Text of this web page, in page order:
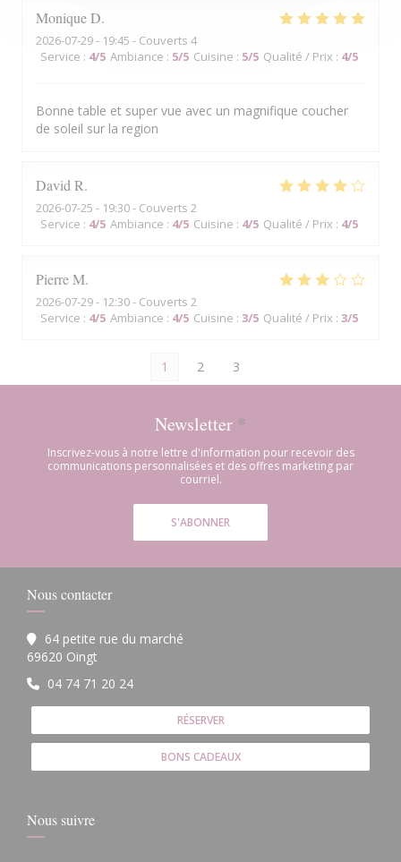
MoniqueD
2026-07-29- 19:45 - Couverts 4
Service : 4/5 Ambiance : 5/5 Cuisine : 5/5 Qualité / Prix : 4/5
Bonne table et super vue avec un magnifique coucher
de soleil sur la region
David R
2026-07-25 - 19:30 - Couverts 2
Service : 4/5 Ambiance : 4/5 Cuisine : 4/5 Qualité / Prix : 4/5
PierreM
2026-07-29- 12:30 - Couverts 2
Service : 4/5 Ambiance : 4/5 Cuisine : 3/5 Qualité / Prix : 3/5
1 2 3
Newsletter *
Inscrivez-vous à notre lettre d'information pour recevoir des
communications personnalisées et des offres marketing par
courriel.
S'ABONNER
Nous contacter
64 petite rue du marché
69620 Oingt
04 74 71 20 24
RÉSERVER
BONS CADEAUX
Nous suivre